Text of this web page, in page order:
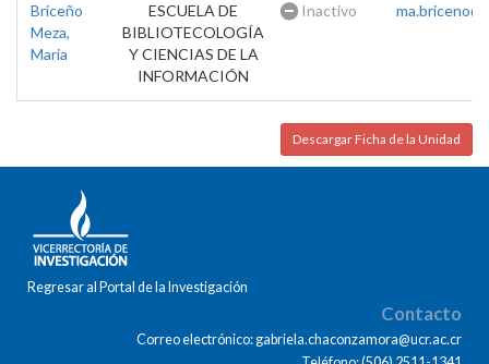
Briceño
Meza,
Maria
ESCUELA DE
BIBLIOTECOLOGÍA
Y CIENCIAS DE LA
INFORMACIÓN
Inactivo
Descargar Ficha de la Unidad
Regresar al Portal de la Investigación
Contacto
Correo electrónico: gabriela.chaconzamora@ucr.ac.cr